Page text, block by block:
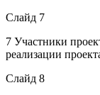
Слайд 7
7 Участники
реализации
Слайд 8